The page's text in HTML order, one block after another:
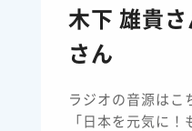
木下 雄貴
さん
ラジオの音源は
「日本を元気に！